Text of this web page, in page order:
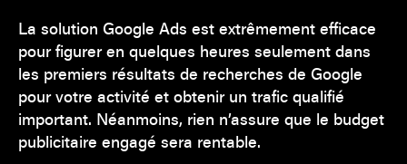
La solution Google Ads est extrêmement efficace
pour figurer en quelques heures seulement dans
les premiers résultats de recherches de Google
pour votre activité et obtenir un trafic qualifié
important. Néanmoins, rien n’assure que le budget
publicitaire engagé sera rentable.